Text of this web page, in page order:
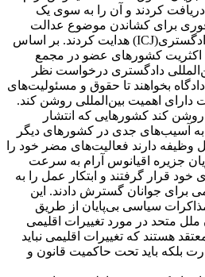
کردند و آن را به سوی یک
برای کشاندن موضوع عدالت
اقلیمی به دیوان بین المللی دادگستری(ICJ) هدایت کردند. بر اساس
اکثریت کشورهای عضو در مجمع
دادگستری درخواست نظر
بخواهند تا حقوق و مسئولیت‌های
اهمیت بین‌المللی روشن کند.
کند کشورهایی که انتشار
به آسیب‌های جدی در کشورهای دیگر
دارند فعالیت‌های مضر خود را
جزیره اقیانوس آرام به سرعت
قرار گرفتند و ابتکار عمل را به
برای جوانان گسترش دادند. این
مذاکرات سیاسی بی‌پایان از طریق
متحد در مورد تغییرات اقلیمی
هستند که تغییرات اقلیمی نباید
بلکه باید تحت حاکمیت قانون و